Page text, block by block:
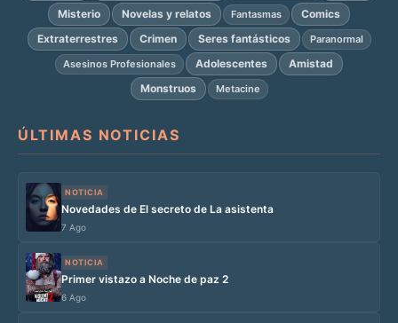
Misterio
Novelas y relatos Fantasmas
Comics
Extraterrestres
Crimen Seres fantásticos
Paranormal
Asesinos Profesionales
Adolescentes
Amistad
Monstruos
Metacine
ÚLTIMAS NOTICIAS
NOTICIA
Novedades de El secreto de La asistenta
7 Ago
NOTICIA
Primer vistazo a Noche de paz 2
6 Ago